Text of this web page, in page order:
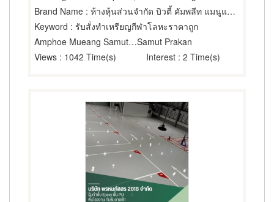
Brand Name : ห้างหุ้นส่วนจำกัด บิวตี้ คัมพลีท แมนูแฟคเตอร์
Keyword : รับสั่งทำเหรียญกีฬาโลหะราคาถูก
Amphoe Mueang Samut PrakarnSamut Prakan
Views : 1042 Time(s) Interest : 2 Time(s)